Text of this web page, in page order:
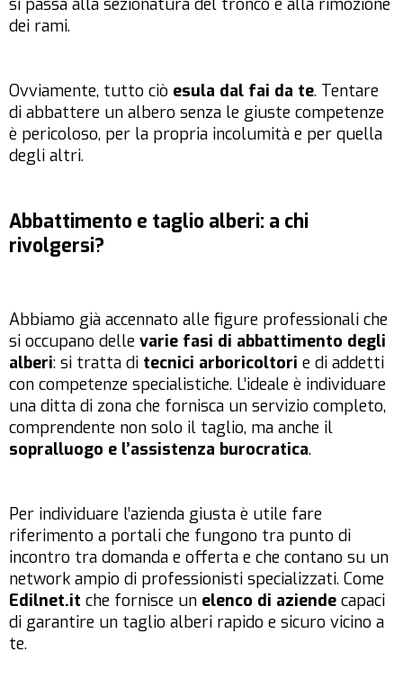
si passa alla sezionatura del tronco e alla rimozione
dei rami.
Ovviamente, tutto ciò esula dal fai da te. Tentare
di abbattere un albero senza le giuste competenze
è pericoloso, per la propria incolumità e per quella
degli altri.
Abbattimento e taglio alberi: a chi
rivolgersi?
Abbiamo già accennato alle figure professionali che
si occupano delle varie fasi di abbattimento degli
alberi: si tratta di tecnici arboricoltori e di addetti
con competenze specialistiche. L’ideale è individuare
una ditta di zona che fornisca un servizio completo,
comprendente non solo il taglio, ma anche il
sopralluogo e l’assistenza burocratica.
Per individuare l’azienda giusta è utile fare
riferimento a portali che fungono tra punto di
incontro tra domanda e offerta e che contano su un
network ampio di professionisti specializzati. Come
Edilnet.it che fornisce un elenco di aziende capaci
di garantire un taglio alberi rapido e sicuro vicino a
te.